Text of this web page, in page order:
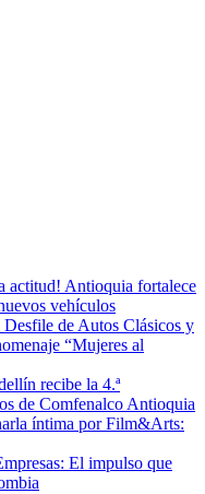
actitud! Antioquia fortalece
vehículos
de Autos Clásicos y
“Mujeres al
recibe la 4.ª
de Comfenalco Antioquia
íntima por Film&Arts:
El impulso que